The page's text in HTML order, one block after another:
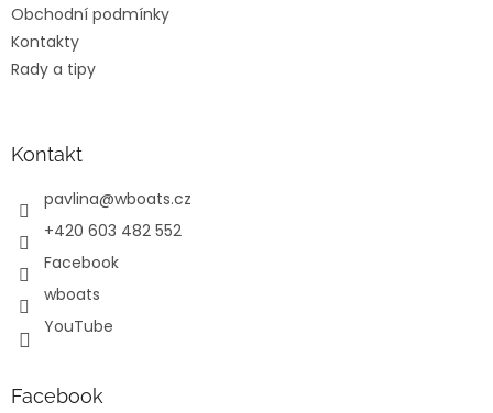
Obchodní podmínky
Kontakty
Rady a tipy
Kontakt
pavlina@wboats.cz
+420 603 482 552
Facebook
wboats
YouTube
Facebook